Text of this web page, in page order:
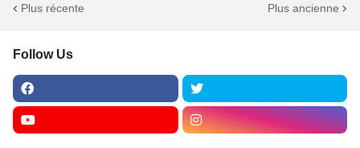
Plus récente Plus ancienne
Follow Us